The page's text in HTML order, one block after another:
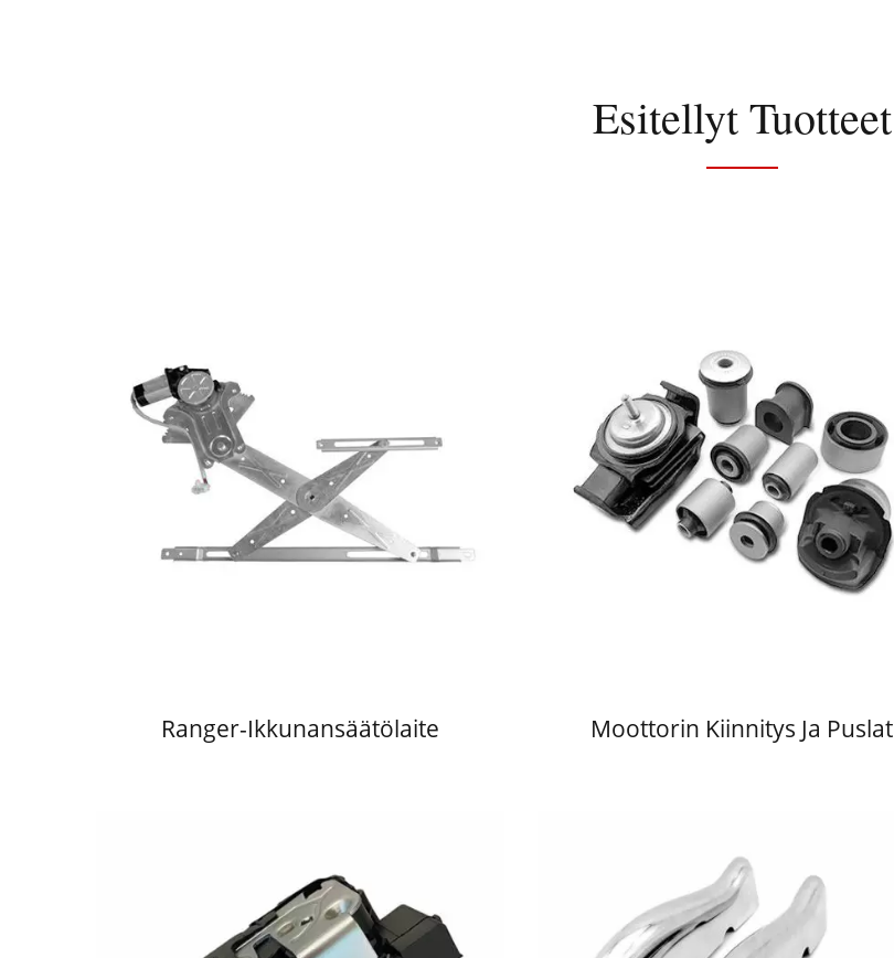
Esitellyt Tuotteet
Ranger-Ikkunansäätölaite Moottorin Kiinnitys Ja Puslat